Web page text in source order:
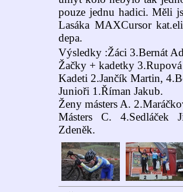
pouze jednu hadici. Měli
Lasáka MAXCursor
depa.
Výsledky :Žáci 3.Bernát
Žačky + kadetky
Kadeti 2.Jančík Martin,
Junioři 1.Říman Jakub.
Ženy másters A.
Másters C. 4.Sedláček
Zdeněk.